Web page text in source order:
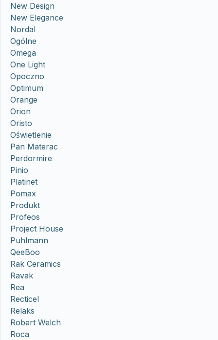
New Design
New Elegance
Nordal
Ogólne
Omega
One Light
Opoczno
Optimum
Orange
Orion
Oristo
Oświetlenie
Pan Materac
Perdormire
Pinio
Platinet
Pomax
Produkt
Profeos
Project House
Puhlmann
QeeBoo
Rak Ceramics
Ravak
Rea
Recticel
Relaks
Robert Welch
Roca